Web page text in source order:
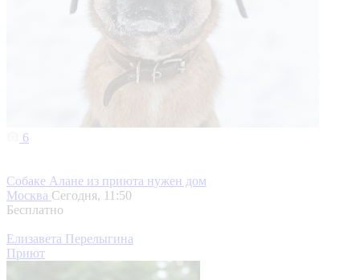
6
Собаке Алане из приюта нужен дом
Москва Сегодня, 11:50
Бесплатно
Елизавета Перелыгина
Приют